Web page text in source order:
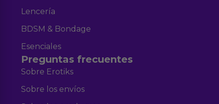
Lencería
BDSM & Bondage
Esenciales
Preguntas frecuentes
Sobre Erotiks
Sobre los envíos